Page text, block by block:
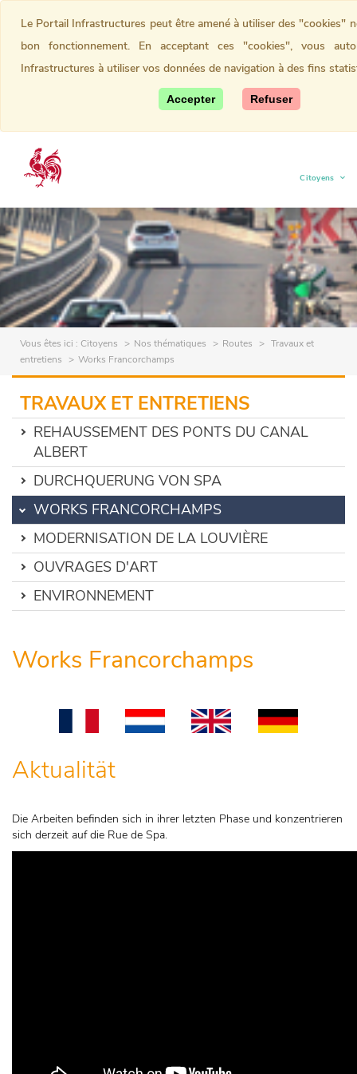
Citoyens
(current)
Vous êtes ici : Citoyens Nos thématiques Routes
Travaux et
entretiens
Works Francorchamps
TRAVAUX ET ENTRETIENS
REHAUSSEMENT DES PONTS DU CANAL
ALBERT
DURCHQUERUNG VON SPA
WORKS FRANCORCHAMPS
MODERNISATION DE LA LOUVIÈRE
OUVRAGES D'ART
ENVIRONNEMENT
Works Francorchamps
Aktualität
Die Arbeiten befinden sich in ihrer letzten Phase und konzentrieren
sich derzeit auf die Rue de Spa.
Le Portail Infrastructures peut être amené à utiliser des "cookies"
bon fonctionnement. En acceptant ces "cookies", vous
Infrastructures à utiliser vos données de navigation à des fins
Accepter Refuser